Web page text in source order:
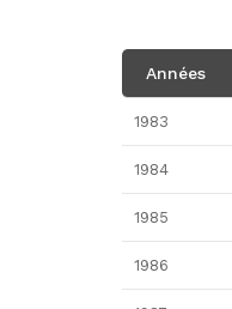
Années
1983
1984
1985
1986